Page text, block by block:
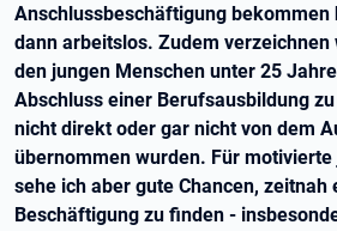
Anschlussbeschäftigung bekommen
dann arbeitslos. Zudem
den jungen Menschen unter 25
Abschluss einer Berufsausbildung
nicht direkt oder gar nicht von dem
übernommen wurden. Für
sehe ich aber gute Chancen, zeitnah
Beschäftigung zu finden -